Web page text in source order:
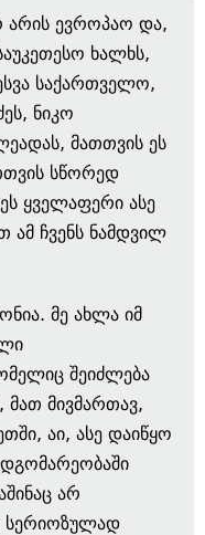
არის ევროპაო და,
ხალხს,
საქართველო,
ნიკო
მათთვის ეს
სწორედ
ყველაფერი ასე
ამ ჩვენს ნამდვილ
მე ახლა იმ
შეიძლება
მათ მივმართავ,
აი, ასე დაიწყო
არ
სერიოზულად